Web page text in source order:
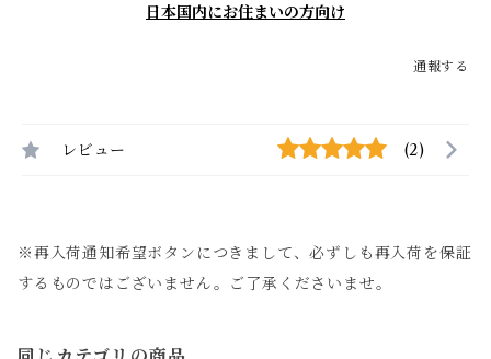
日本国内にお住まいの方向け
通報する
レビュー (2)
※再入荷通知希望ボタンにつきまして、必ずしも再入荷を保証
するものではございません。ご了承くださいませ。